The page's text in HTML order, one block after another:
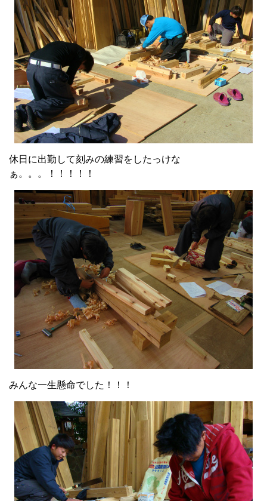
休日に出勤して刻みの練習をしたっけな
ぁ。。。！！！！！
みんな一生懸命でした！！！